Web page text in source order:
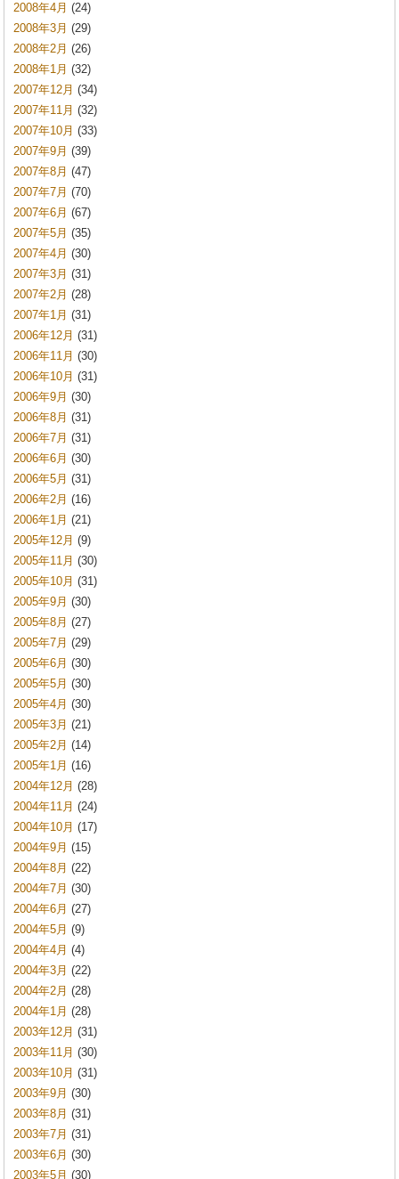
2008年4月 (24)
2008年3月 (29)
2008年2月 (26)
2008年1月 (32)
2007年12月 (34)
2007年11月 (32)
2007年10月 (33)
2007年9月 (39)
2007年8月 (47)
2007年7月 (70)
2007年6月 (67)
2007年5月 (35)
2007年4月 (30)
2007年3月 (31)
2007年2月 (28)
2007年1月 (31)
2006年12月 (31)
2006年11月 (30)
2006年10月 (31)
2006年9月 (30)
2006年8月 (31)
2006年7月 (31)
2006年6月 (30)
2006年5月 (31)
2006年2月 (16)
2006年1月 (21)
2005年12月 (9)
2005年11月 (30)
2005年10月 (31)
2005年9月 (30)
2005年8月 (27)
2005年7月 (29)
2005年6月 (30)
2005年5月 (30)
2005年4月 (30)
2005年3月 (21)
2005年2月 (14)
2005年1月 (16)
2004年12月 (28)
2004年11月 (24)
2004年10月 (17)
2004年9月 (15)
2004年8月 (22)
2004年7月 (30)
2004年6月 (27)
2004年5月 (9)
2004年4月 (4)
2004年3月 (22)
2004年2月 (28)
2004年1月 (28)
2003年12月 (31)
2003年11月 (30)
2003年10月 (31)
2003年9月 (30)
2003年8月 (31)
2003年7月 (31)
2003年6月 (30)
2003年5月 (30)